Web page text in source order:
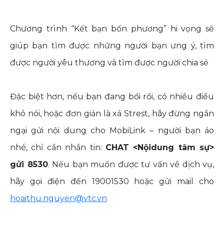
Chương trình “Kết bạn bốn phương” hi vọng sẽ
giúp bạn tìm được những người bạn ưng ý, tìm
được người yêu thương và tìm được người chia sẻ
Đặc biệt hơn, nếu bạn đang bối rồi, có nhiều điều
khó nói, hoặc đơn giản là xả Strest, hãy đừng ngần
ngại gửi nội dung cho MobiLink – người bạn ảo
nhé, chỉ cần nhắn tin: CHAT <Nộidung tâm sự>
gửi 8530. Nếu bạn muốn được tư vấn về dịch vụ,
hãy gọi điện đến 19001530 hoặc gửi mail cho
hoaithu.nguyen@vtc.vn